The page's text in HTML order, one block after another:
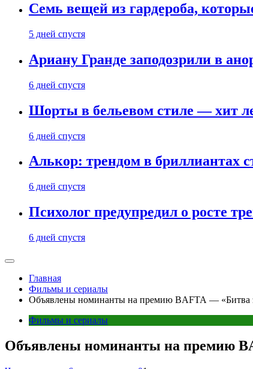
Семь вещей из гардероба,
5 дней спустя
Ариану Гранде заподозрили в
6 дней спустя
Шорты в бельевом стиле — хит
6 дней спустя
Алькор: трендом в бриллиантах
6 дней спустя
Психолог предупредил о росте
6 дней спустя
Главная
Фильмы и сериалы
Объявлены номинанты на премию BAFTA — «Битва
Фильмы и сериалы
Объявлены номинанты на премию